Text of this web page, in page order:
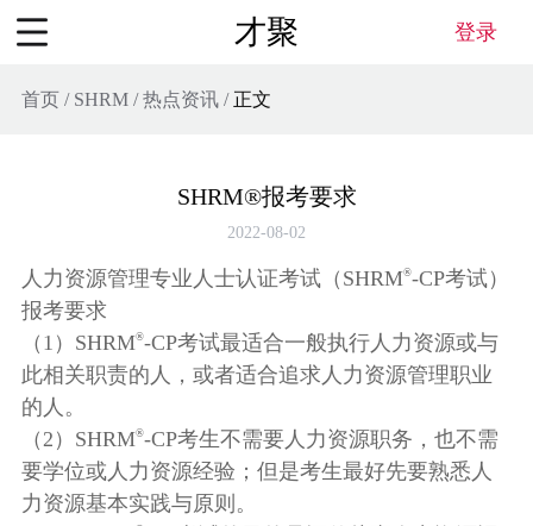
才聚 登录
首页 / SHRM /热点资讯 / 正文
SHRM®报考要求
2022-08-02
人力资源管理专业人士认证考试（SHRM®-CP考试）
报考要求
（1）SHRM®-CP考试最适合一般执行人力资源或与
此相关职责的人，或者适合追求人力资源管理职业
的人。
（2）SHRM®-CP考生不需要人力资源职务，也不需
要学位或人力资源经验；但是考生最好先要熟悉人
力资源基本实践与原则。